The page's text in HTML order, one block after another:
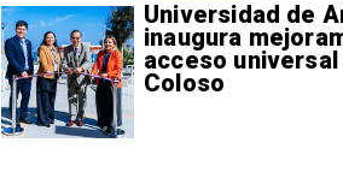
Universidad de
inaugura
acceso
Coloso